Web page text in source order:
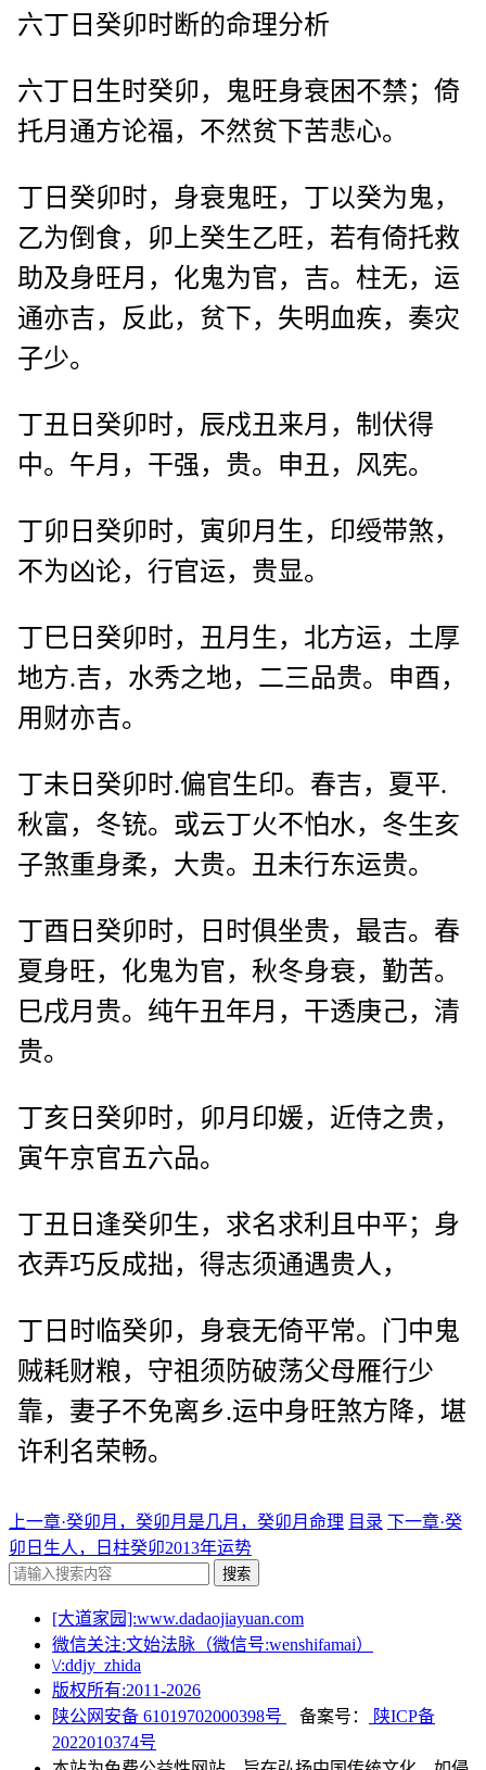
六丁日癸卯时断的命理分析
六丁日生时癸卯，鬼旺身衰困不禁；倚
托月通方论福，不然贫下苦悲心。
丁日癸卯时，身衰鬼旺，丁以癸为鬼，
乙为倒食，卯上癸生乙旺，若有倚托救
助及身旺月，化鬼为官，吉。柱无，运
通亦吉，反此，贫下，失明血疾，奏灾
子少。
丁丑日癸卯时，辰戍丑来月，制伏得
中。午月，干强，贵。申丑，风宪。
丁卯日癸卯时，寅卯月生，印绶带煞，
不为凶论，行官运，贵显。
丁巳日癸卯时，丑月生，北方运，土厚
地方.吉，水秀之地，二三品贵。申酉，
用财亦吉。
丁未日癸卯时.偏官生印。春吉，夏平.
秋富，冬铳。或云丁火不怕水，冬生亥
子煞重身柔，大贵。丑未行东运贵。
丁酉日癸卯时，日时俱坐贵，最吉。春
夏身旺，化鬼为官，秋冬身衰，勤苦。
巳戌月贵。纯午丑年月，干透庚己，清
贵。
丁亥日癸卯时，卯月印媛，近侍之贵，
寅午京官五六品。
丁丑日逢癸卯生，求名求利且中平；身
衣弄巧反成拙，得志须通遇贵人，
丁日时临癸卯，身衰无倚平常。门中鬼
贼耗财粮，守祖须防破荡父母雁行少
靠，妻子不免离乡.运中身旺煞方降，堪
许利名荣畅。
上一章·癸卯月，癸卯月是几月，癸卯月命理 目录 下一章·癸
卯日生人，日柱癸卯2013年运势
搜索
[大道家园]:www.dadaojiayuan.com
微信关注:文始法脉（微信号:wenshifamai）
\/:ddjy_zhida
版权所有:2011-2026
陕公网安备 61019702000398号
备案号：
陕ICP备
2022010374号